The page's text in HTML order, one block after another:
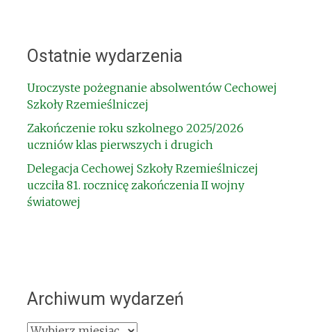
Ostatnie wydarzenia
Uroczyste pożegnanie absolwentów Cechowej
Szkoły Rzemieślniczej
Zakończenie roku szkolnego 2025/2026
uczniów klas pierwszych i drugich
Delegacja Cechowej Szkoły Rzemieślniczej
uczciła 81. rocznicę zakończenia II wojny
światowej
Archiwum wydarzeń